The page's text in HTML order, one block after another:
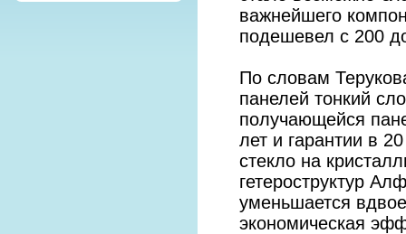
важнейшего
подешевел с 200
По словам
панелей тонкий
получающейся
лет и гарантии в
стекло на
гетероструктур
уменьшается
экономическая